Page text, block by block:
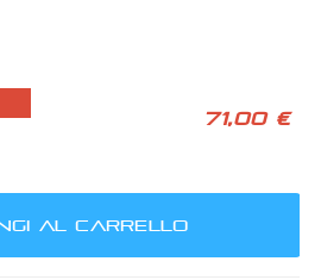
71,00 €
AL CARRELLO